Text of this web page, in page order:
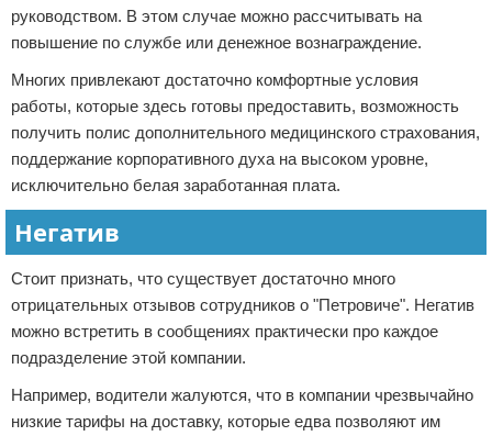
руководством. В этом случае можно рассчитывать на
повышение по службе или денежное вознаграждение.
Многих привлекают достаточно комфортные условия
работы, которые здесь готовы предоставить, возможность
получить полис дополнительного медицинского страхования,
поддержание корпоративного духа на высоком уровне,
исключительно белая заработанная плата.
Негатив
Стоит признать, что существует достаточно много
отрицательных отзывов сотрудников о "Петровиче". Негатив
можно встретить в сообщениях практически про каждое
подразделение этой компании.
Например, водители жалуются, что в компании чрезвычайно
низкие тарифы на доставку, которые едва позволяют им